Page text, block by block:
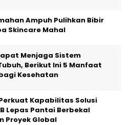
Ampuh Pulihkan Bibir
Skincare Mahal
Menjaga Sistem
Berikut Ini 5 Manfaat
Kesehatan
Kapabilitas Solusi
Lepas Pantai Berbekal
Proyek Global